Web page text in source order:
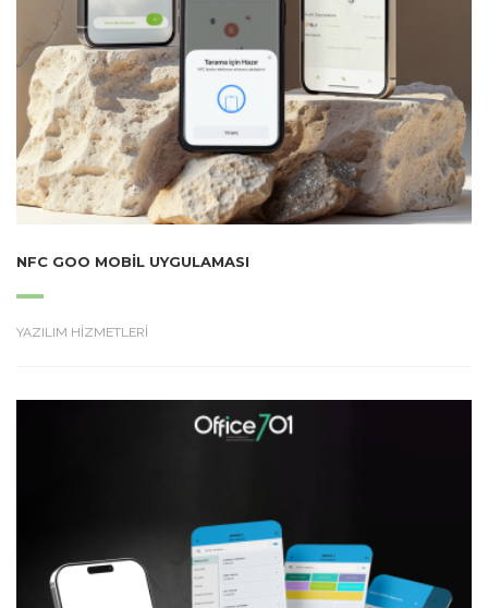
NFC GOO MOBIL UYGULAMASI
YAZILIM HİZMETLERİ